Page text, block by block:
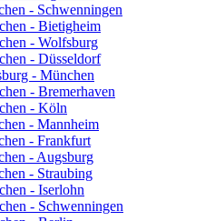
- Schwenningen
- Bietigheim
- Wolfsburg
- Düsseldorf
- München
- Bremerhaven
- Köln
- Mannheim
- Frankfurt
- Augsburg
- Straubing
- Iserlohn
- Schwenningen